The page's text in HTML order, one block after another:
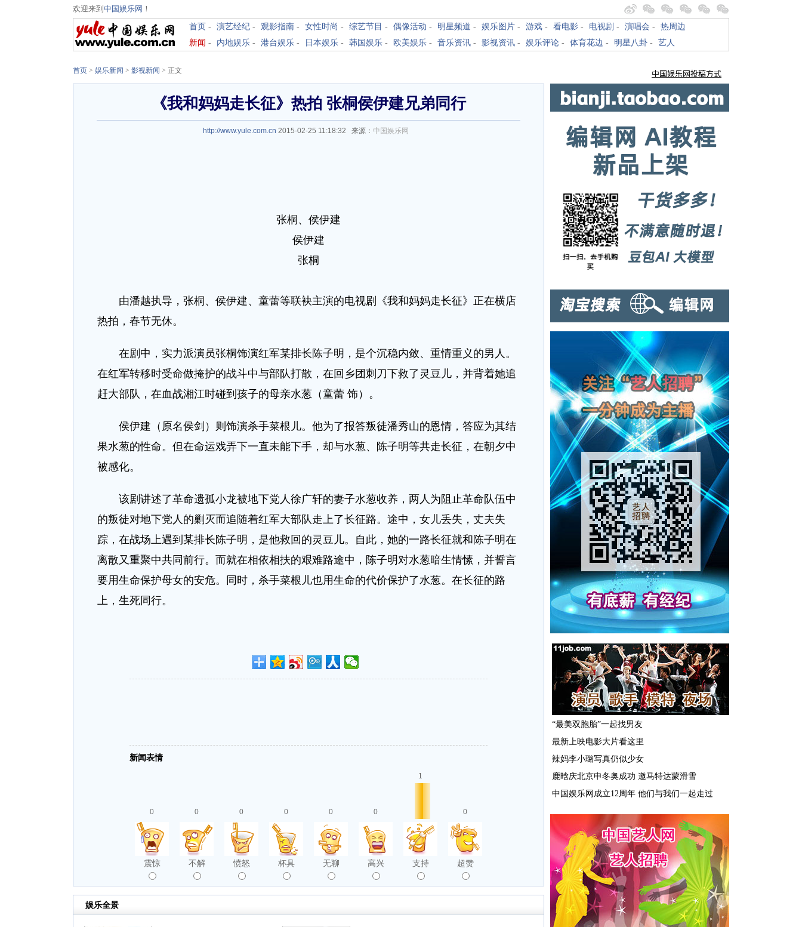
欢迎来到 中国娱乐网 ！
首页 - 演艺经纪 - 观影指南 - 女性时尚 - 综艺节目 - 偶像活动 - 明星频道 - 娱乐图片 - 游戏 - 看电影 - 电视剧 - 演唱会 - 热周边
新闻 - 内地娱乐 - 港台娱乐 - 日本娱乐 - 韩国娱乐 - 欧美娱乐 - 音乐资讯 - 影视资讯 - 娱乐评论 - 体育花边 - 明星八卦 - 艺人
首页 > 娱乐新闻 > 影视新闻 > 正文
《我和妈妈走长征》热拍 张桐侯伊建兄弟同行
http://www.yule.com.cn 2015-02-25 11:18:32 来源： 中国娱乐网
张桐、侯伊建
侯伊建
张桐
由潘越执导，张桐、侯伊建、童蕾等联袂主演的电视剧《我和妈妈走长征》正在横店
热拍，春节无休。
在剧中，实力派演员张桐饰演红军某排长陈子明，是个沉稳内敛、重情重义的男人。
在红军转移时受命做掩护的战斗中与部队打散，在回乡团刺刀下救了灵豆儿，并背着她追
赶大部队，在血战湘江时碰到孩子的母亲水葱（童蕾 饰）。
侯伊建（原名侯剑）则饰演杀手菜根儿。他为了报答叛徒潘秀山的恩情，答应为其结
果水葱的性命。但在命运戏弄下一直未能下手，却与水葱、陈子明等共走长征，在朝夕中
被感化。
该剧讲述了革命遗孤小龙被地下党人徐广轩的妻子水葱收养，两人为阻止革命队伍中
的叛徒对地下党人的剿灭而追随着红军大部队走上了长征路。途中，女儿丢失，丈夫失
踪，在战场上遇到某排长陈子明，是他救回的灵豆儿。自此，她的一路长征就和陈子明在
离散又重聚中共同前行。而就在相依相扶的艰难路途中，陈子明对水葱暗生情愫，并誓言
要用生命保护母女的安危。同时，杀手菜根儿也用生命的代价保护了水葱。在长征的路
上，生死同行。
新闻表情
0
震惊
0
不解
0
愤怒
0
杯具
0
无聊
0
高兴
1
支持
0
超赞